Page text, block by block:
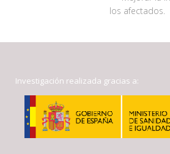
los afectados.
Investigación realizada gracias a: